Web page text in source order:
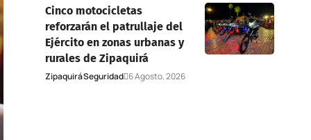
Cinco motocicletas
reforzarán el patrullaje del
Ejército en zonas urbanas y
rurales de Zipaquirá
ZipaquiráSeguridad 6 Agosto, 2026